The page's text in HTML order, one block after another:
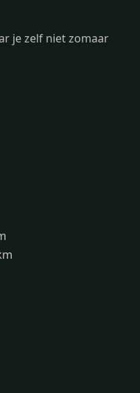
je zelf niet zomaar